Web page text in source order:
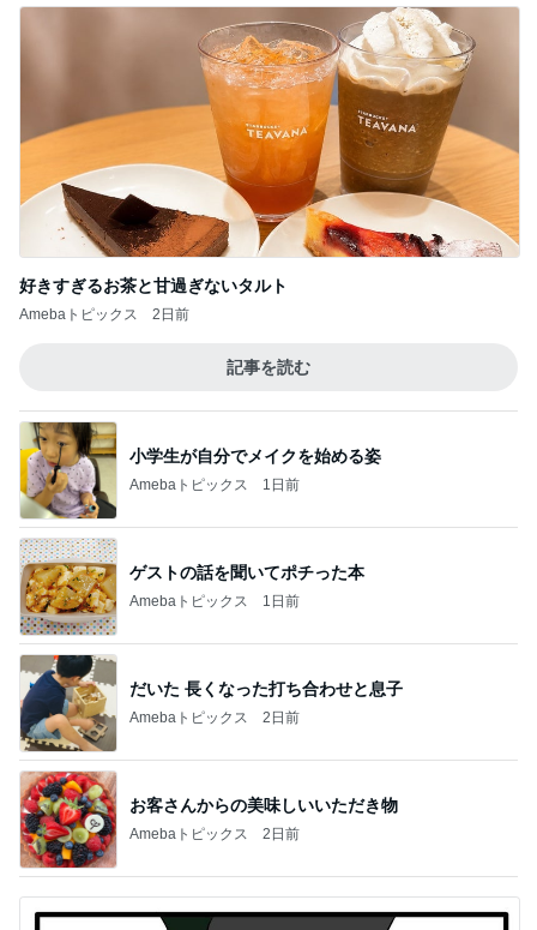
好きすぎるお茶と甘過ぎないタルト
Amebaトピックス 2日前
記事を読む
小学生が自分でメイクを始める姿
Amebaトピックス 1日前
ゲストの話を聞いてポチった本
Amebaトピックス 1日前
だいた 長くなった打ち合わせと息子
Amebaトピックス 2日前
お客さんからの美味しいいただき物
Amebaトピックス 2日前